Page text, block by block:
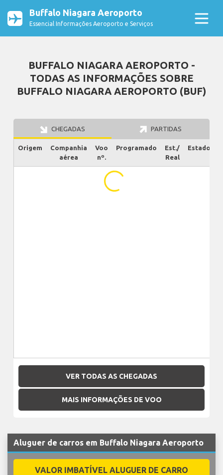
Buffalo Niagara Aeroporto
Essencial Informações Aeroporto e Serviços
BUFFALO NIAGARA AEROPORTO -
TODAS AS INFORMAÇÕES SOBRE
BUFFALO NIAGARA AEROPORTO (BUF)
CHEGADAS PARTIDAS
Origem
Companhia
aérea
Voo
nº.
Programado
Est./
Real
Estado
...
VER TODAS AS CHEGADAS
MAIS INFORMAÇÕES DE VOO
Aluguer de carros em Buffalo Niagara Aeroporto
VALOR IMBATÍVEL ALUGUER DE CARRO